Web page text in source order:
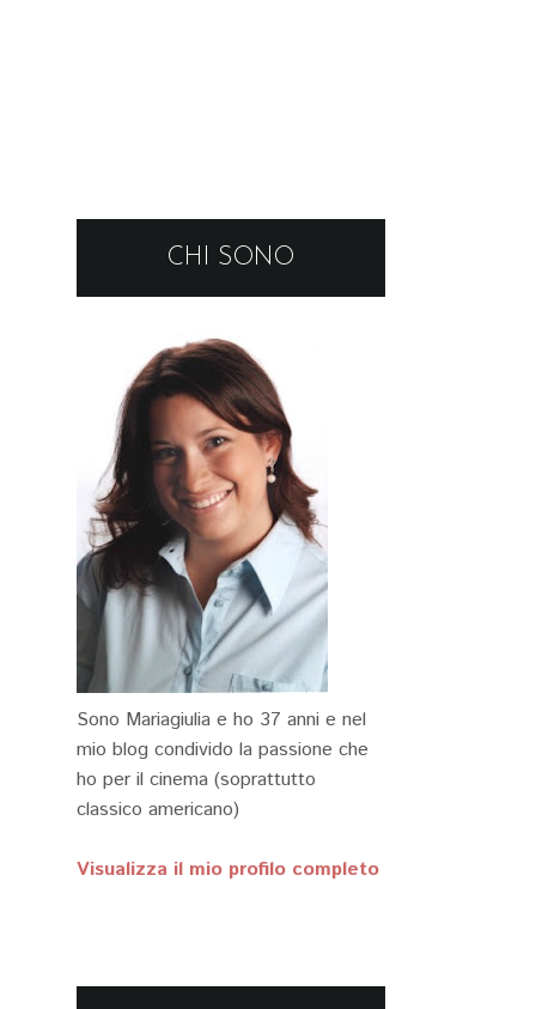
CHI SONO
Sono Mariagiulia e ho 37 anni e nel
mio blog condivido la passione che
ho per il cinema (soprattutto
classico americano)
Visualizza il mio profilo completo